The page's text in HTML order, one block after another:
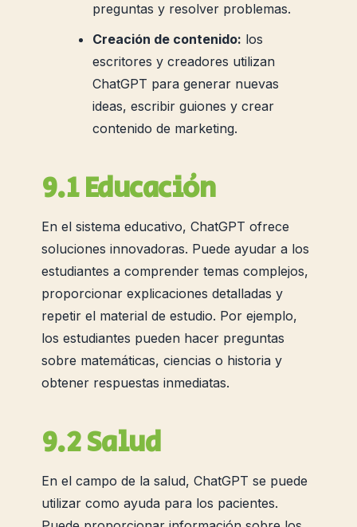
preguntas y resolver problemas.
Creación de contenido: los
escritores y creadores utilizan
ChatGPT para generar nuevas
ideas, escribir guiones y crear
contenido de marketing.
9.1 Educación
En el sistema educativo, ChatGPT ofrece
soluciones innovadoras. Puede ayudar a los
estudiantes a comprender temas complejos,
proporcionar explicaciones detalladas y
repetir el material de estudio. Por ejemplo,
los estudiantes pueden hacer preguntas
sobre matemáticas, ciencias o historia y
obtener respuestas inmediatas.
9.2 Salud
En el campo de la salud, ChatGPT se puede
utilizar como ayuda para los pacientes.